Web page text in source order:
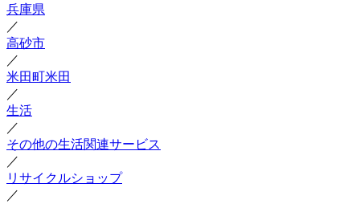
兵庫県
／
高砂市
／
米田町米田
／
生活
／
その他の生活関連サービス
／
リサイクルショップ
／